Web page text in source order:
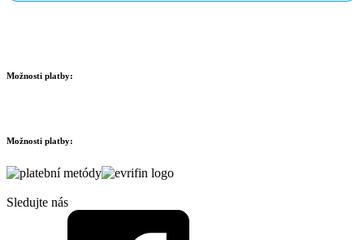
Možnosti platby:
Možnosti platby:
Sledujte nás